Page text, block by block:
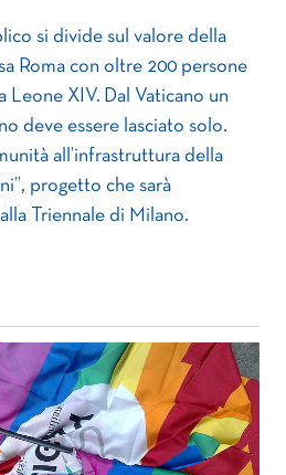
si divide sul valore della
Roma con oltre 200 persone
Leone XIV. Dal Vaticano un
deve essere lasciato solo.
all’infrastruttura della
progetto che sarà
Triennale di Milano.